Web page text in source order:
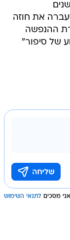
את חוזה
ההנפשה
של סיפור"
מסכים לתנאי השימוש